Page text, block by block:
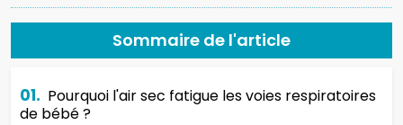
Sommaire de l'article
01. Pourquoi l'air sec fatigue les voies respiratoires
de bébé ?